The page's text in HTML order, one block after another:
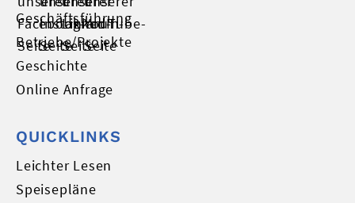
Geschäftsführung
Betriebe/Projekte
Geschichte
Online Anfrage
QUICKLINKS
Leichter Lesen
Speisepläne